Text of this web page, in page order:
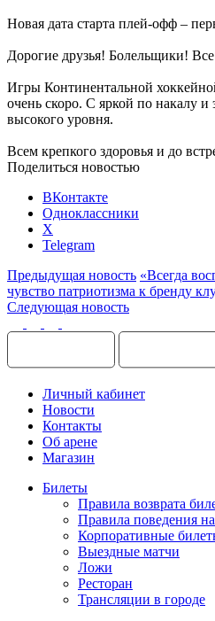
Новая дата старта плей-офф –
Дорогие друзья! Болельщики!
Игры Континентальной
очень скоро. С яркой по накалу
высокого уровня.
Всем крепкого здоровья и до
Поделиться новостью
ВКонтакте
Одноклассники
X
Telegram
Предыдущая новость «Всегда
чувство патриотизма к бренду
Следующая новость
Личный кабинет
Новости
Контакты
Об арене
Магазин
Билеты
Правила возврата
Правила поведения
Корпоративные
Выездные матчи
Ложи
Ресторан
Трансляции в городе